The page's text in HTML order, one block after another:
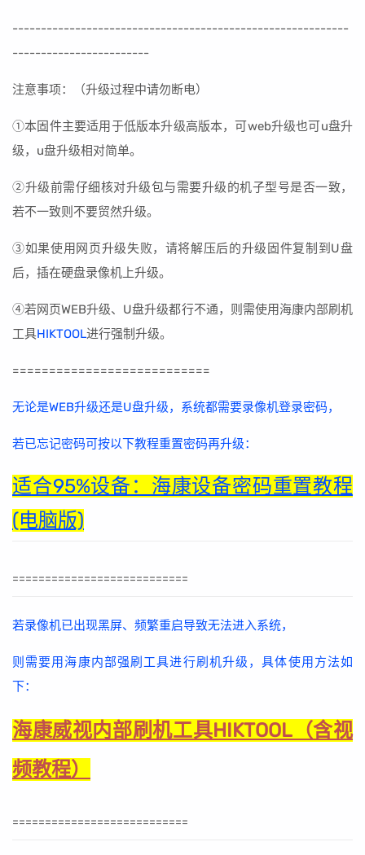
-----------------------------------------------------------
------------------------
注意事项：（升级过程中请勿断电）
①本固件主要适用于低版本升级高版本，可web升级也可u盘升
级，u盘升级相对简单。
②升级前需仔细核对升级包与需要升级的机子型号是否一致，
若不一致则不要贸然升级。
③如果使用网页升级失败，请将解压后的升级固件复制到U盘
后，插在硬盘录像机上升级。
④若网页WEB升级、U盘升级都行不通，则需使用海康内部刷机
工具HIKTOOL进行强制升级。
===========================
无论是WEB升级还是U盘升级，系统都需要录像机登录密码，
若已忘记密码可按以下教程重置密码再升级：
适合95%设备：海康设备密码重置教程
(电脑版)
===========================
若录像机已出现黑屏、频繁重启导致无法进入系统，
则需要用海康内部强刷工具进行刷机升级，具体使用方法如
下：
海康威视内部刷机工具HIKTOOL（含视
频教程）
===========================